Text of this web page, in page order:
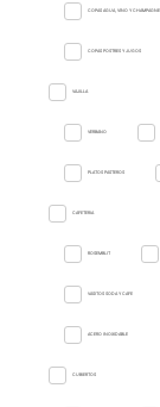
COPAS AGUA, VINO Y CHAMPAGNE
COPAS POSTRES Y JUGOS
VAJILLA
VERBANO
PLATOS PASTEROS
CAFETERIA
ROSEMBLIT
VASITOS SODA Y CAFE
ACERO INOXIDABLE
CUBIERTOS